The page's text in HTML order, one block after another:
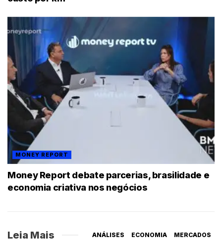
MONEY REPORT
Money Report debate parcerias, brasilidade e
economia criativa nos negócios
Leia Mais ANÁLISES ECONOMIA MERCADOS